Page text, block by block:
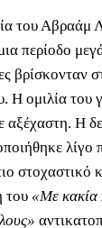
του Αβραάμ
περίοδο
βρίσκονταν
Η ομιλία του
αξέχαστη. Η
λίγο
στοχαστικό
του «Με κακία